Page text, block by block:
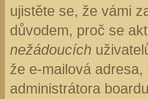
ujistěte se, že vámi
důvodem, proč se
nežádoucích
že e-mailová
administrátora